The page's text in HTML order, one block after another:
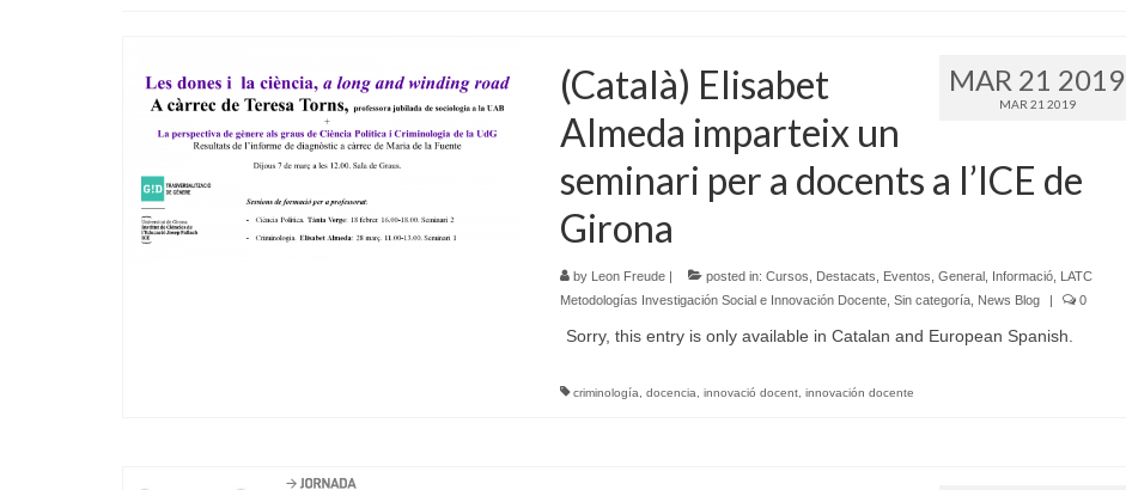
MAR 21 2019
MAR 21 2019
(Català) Elisabet
Almeda imparteix un
seminari per a docents a l’ICE de
Girona
by Leon Freude| posted in: Cursos Destacats Eventos General, Informació, LATC
Metodologías Investigación Social e Innovación Docente, Sin categoría, News Blog | 0
Sorry, this entry is only available in Catalan and European Spanish.
criminología docencia innovació docent, innovación docente